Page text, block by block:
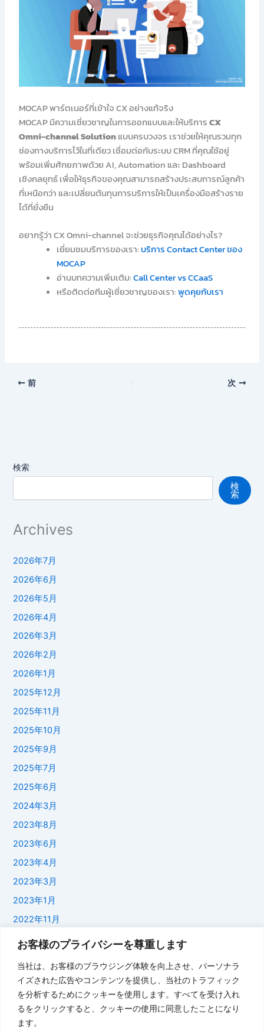
お客様のプライバシーを尊重します
当社は、お客様のブラウジング体験を向上させ、パーソナラ
イズされた広告やコンテンツを提供し、当社のトラフィック
を分析するためにクッキーを使用します。すべてを受け入れ
るをクリックすると、クッキーの使用に同意したことになり
ます。
MOCAP พาร์ตเนอร์ที่เข้าใจ CX อย่างแท้จริง
MOCAP มีความเชี่ยวชาญในการออกแบบและให้บริการCX
Omni-channel Solutionแบบครบวงจร เราช่วยให้คุณรวมทุก
ช่องทางบริการไว้ในที่เดียว เชื่อมต่อกับระบบ CRM ที่คุณใช้อยู่
พร้อมเพิ่มศักยภาพด้วย AI, Automation และ Dashboard
เชิงกลยุทธ์ เพื่อให้ธุรกิจของคุณสามารถสร้างประสบการณ์ลูกค้า
ที่เหนือกว่า และเปลี่ยนต้นทุนการบริการให้เป็นเครื่องมือสร้างราย
ได้ที่ยั่งยืน
อยากรู้ว่า CX Omni-channel จะช่วยธุรกิจคุณได้อย่างไร?
เยี่ยมชมบริการของเรา: บริการ Contact Center ของ
MOCAP
อ่านบทความเพิ่มเติม:Call Center vs CCaaS
หรือติดต่อทีมผู้เชี่ยวชาญของเรา:พูดคุยกับเรา
前 次
検索
検
索
Archives
2026年7月
2026年6月
2026年5月
2026年4月
2026年3月
2026年2月
2026年1月
2025年12月
2025年11月
2025年10月
2025年9月
2025年7月
2025年6月
2024年3月
2023年8月
2023年6月
2023年4月
2023年3月
2023年1月
2022年11月
2022年1月
2021年9月
2021年7月
2021年6月